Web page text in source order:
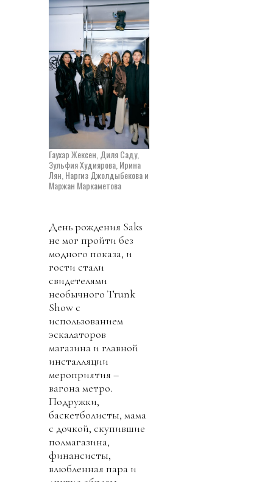
Гаухар Жексен, Диля Саду,
Зульфия Худиярова, Ирина
Лян, Наргиз Джолдыбекова и
Маржан Маркаметова
День рождения Saks
не мог пройти без
модного показа, и
гости стали
свидетелями
необычного Trunk
Show с
использованием
эскалаторов
магазина и главной
инсталляции
мероприятия –
вагона метро.
Подружки,
баскетболисты, мама
с дочкой, скупившие
полмагазина,
финансисты,
влюбленная пара и